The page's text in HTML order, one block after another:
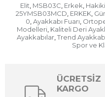
Elit, MSB03C, Erkek, Hakiki
25YMSB03MCD, ERKEK,
0, Ayakkabı Fuarı,
Modelleri, Kaliteli Deri
Ayakkabılar, Trend
Spor ve
ÜCRETSİZ
KARGO